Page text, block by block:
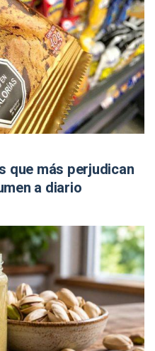
que más perjudican
a diario